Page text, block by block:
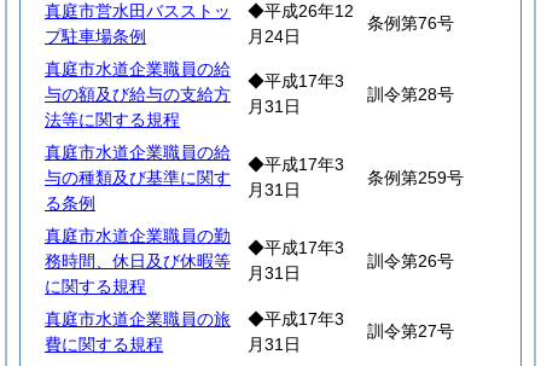
真庭市営水田バスストッ
プ駐車場条例
◆平成26年12
月24日
条例第76号
真庭市水道企業職員の給
与の額及び給与の支給方
法等に関する規程
◆平成17年3
月31日
訓令第28号
真庭市水道企業職員の給
与の種類及び基準に関す
る条例
◆平成17年3
月31日
条例第259号
真庭市水道企業職員の勤
務時間、休日及び休暇等
に関する規程
◆平成17年3
月31日
訓令第26号
真庭市水道企業職員の旅
費に関する規程
◆平成17年3
月31日
訓令第27号